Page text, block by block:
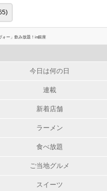
ォー」飲み放題！in銀座
今日は何の日
連載
新着店舗
ラーメン
食べ放題
ご当地グルメ
スイーツ